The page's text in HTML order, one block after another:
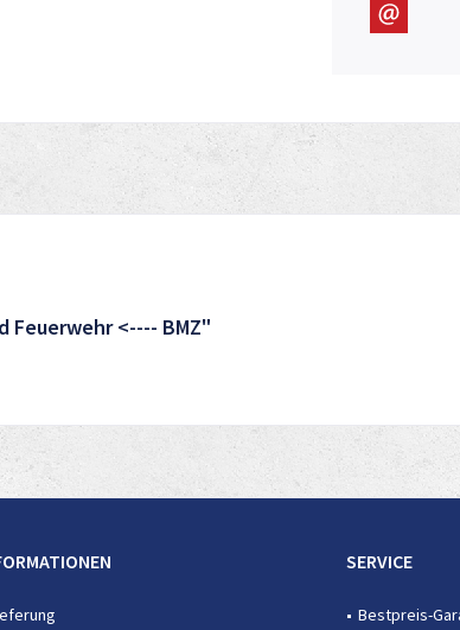
Feuerwehr <---- BMZ"
SERVICE
Bestpreis-